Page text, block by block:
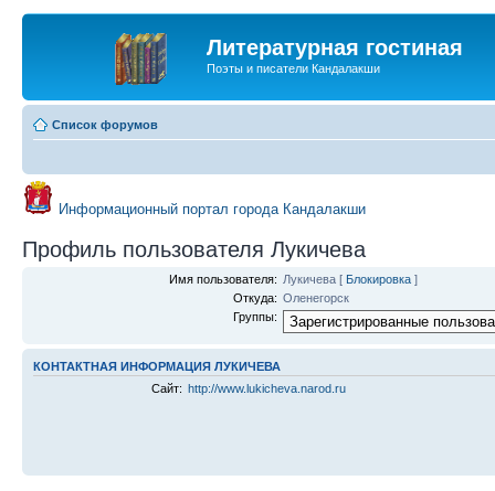
Литературная гостиная
Поэты и писатели Кандалакши
Список форумов
Информационный портал города Кандалакши
Профиль пользователя Лукичева
Имя пользователя: Лукичева[ Блокировка]
Откуда: Оленегорск
Группы:
КОНТАКТНАЯ ИНФОРМАЦИЯ ЛУКИЧЕВА
Сайт: http://www.lukicheva.narod.ru